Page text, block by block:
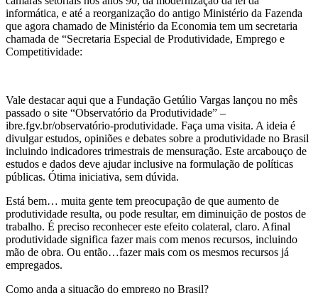
informática, e até a reorganização do antigo Ministério da Fazenda
que agora chamado de Ministério da Economia tem um secretaria
chamada de “Secretaria Especial de Produtividade, Emprego e
Competitividade:
Vale destacar aqui que a Fundação Getúlio Vargas lançou no mês
passado o site “Observatório da Produtividade” –
ibre.fgv.br/observatório-produtividade. Faça uma visita. A ideia é
divulgar estudos, opiniões e debates sobre a produtividade no Brasil
incluindo indicadores trimestrais de mensuração. Este arcabouço de
estudos e dados deve ajudar inclusive na formulação de políticas
públicas. Ótima iniciativa, sem dúvida.
Está bem… muita gente tem preocupação de que aumento de
produtividade resulta, ou pode resultar, em diminuição de postos de
trabalho. É preciso reconhecer este efeito colateral, claro. Afinal
produtividade significa fazer mais com menos recursos, incluindo
mão de obra. Ou então…fazer mais com os mesmos recursos já
empregados.
Como anda a situação do emprego no Brasil?